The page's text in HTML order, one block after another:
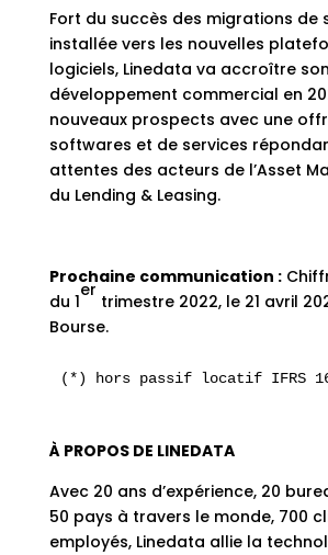
Fort du succès des migrations de
installée vers les nouvelles
logiciels, Linedata va accroître son
développement commercial en
nouveaux prospects avec une
softwares et de services
attentes des acteurs de l’Asset
du Lending & Leasing.
Prochaine communication :
du 1
er
trimestre 2022, le 21 avril
Bourse.
(*) hors passif locatif IFRS
À PROPOS DE LINEDATA
Avec 20 ans d’expérience, 20
50 pays à travers le monde, 700
employés, Linedata allie la